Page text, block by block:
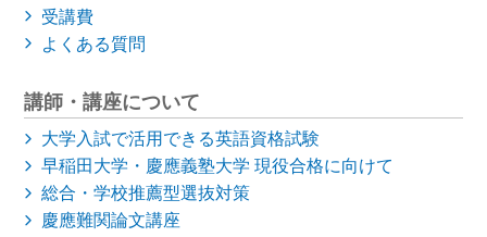
受講費
よくある質問
講師・講座について
大学入試で活用できる英語資格試験
早稲田大学・慶應義塾大学現役合格に向けて
総合・学校推薦型選抜対策
慶應難関論文講座